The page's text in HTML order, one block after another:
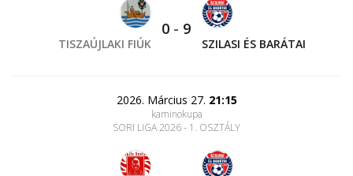
TISZAÚJLAKI FIÚK
0 - 9
SZILASI ÉS BARÁTAI
2026. Március 27. 21:15
kaminokupa
SORI LIGA 2026 - 1. OSZTÁLY